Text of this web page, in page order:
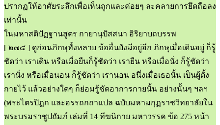
ปรากฏให้อาศัยระลึกเพื่อเห็นถูกและค่อยๆ ละคลายการยึดถือลง
เท่านั้น
ในมหาสติปัฏฐานสูตร กายานุปัสสนา อิริยาบถบรรพ
[ ๒๗๕ ] ดูก่อนภิกษุทั้งหลาย ข้ออื่นยังมีอยู่อีก ภิกษุเมื่อเดินอยู่ ก็รู้
ชัดว่า เราเดิน หรือเมื่อยืนก็รู้ชัดว่า เรายืน หรือเมื่อนั่ง ก็รู้ชัดว่า
เรานั่ง หรือเมื่อนอน ก็รู้ชัดว่า เรานอน อนึ่งเมื่อเธอนั้น เป็นผู้ตั้ง
กายไว้ แล้วอย่างใดๆ ก็ย่อมรู้ชัดอาการกายนั้น อย่างนั้นๆ ฯลฯ
(พระไตรปิฎก และอรรถกถาแปล ฉบับมหามกุฏราชวิทยาลัยใน
พระบรมราชูปถัมภ์ เล่มที่ 14 ทีฆนิกาย มหาวรรค ข้อ 275 หน้า